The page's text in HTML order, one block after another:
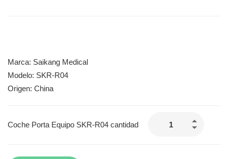
Marca: Saikang Medical
Modelo: SKR-R04
Origen: China
Coche Porta Equipo SKR-R04 cantidad